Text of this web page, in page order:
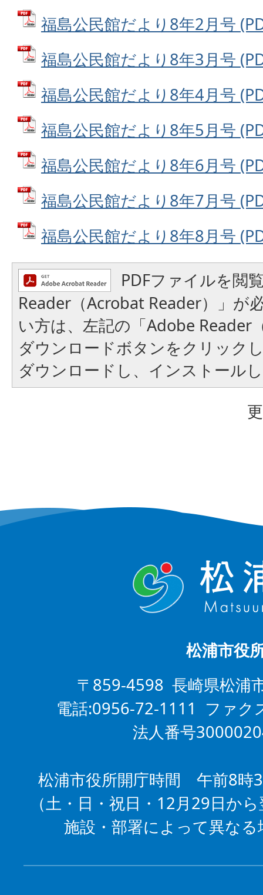
福島公民館だより8年2月号
福島公民館だより8年3月号
福島公民館だより8年4月号
福島公民館だより8年5月号
福島公民館だより8年6月号
福島公民館だより8年7月号
福島公民館だより8年8月号
PDFファイルを閲
Reader（Acrobat Reader）」が
い方は、左記の「Adobe Reader
ダウンロードボタンをクリック
ダウンロードし、インストール
松浦市役
〒859-4598 長崎県松浦
電話:0956-72-1111 ファ
法人番号
松浦市役所開庁時間 午前8時
（土・日・祝日・12月29日か
施設・部署によって異な